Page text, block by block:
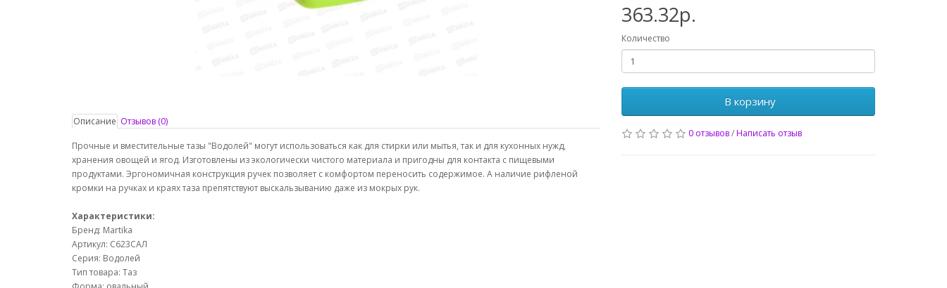
Описание Отзывов (0)
Прочные и вместительные тазы "Водолей" могут использоваться как для стирки или мытья, так и для кухонных нужд,
хранения овощей и ягод. Изготовлены из экологически чистого материала и пригодны для контакта с пищевыми
продуктами. Эргономичная конструкция ручек позволяет с комфортом переносить содержимое. А наличие рифленой
кромки на ручках и краях таза препятствуют выскальзыванию даже из мокрых рук.
Характеристики:
Бренд: Martika
Артикул: С623САЛ
Серия: Водолей
Тип товара: Таз
363.32р.
Количество
В корзину
0 отзывов/Написать отзыв